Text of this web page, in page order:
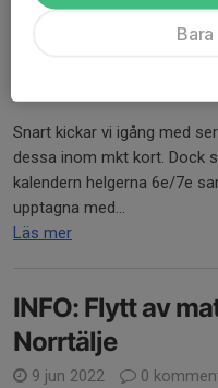
augusti
Snart kickar vi igång med
dessa inom mkt kort. Dock
kalendern helgerna 6e/7e
upptagna med...
Läs mer
INFO: Flytt av
Norrtälje
9 jun 2022
0